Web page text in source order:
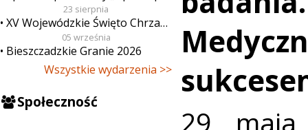
23 sierpnia
XV Wojewódzkie Święto Chrzanu
05 września
Bieszczadzkie Granie 2026
Wszystkie wydarzenia >>
Społeczność
29